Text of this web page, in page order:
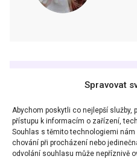
Spravovat
Abychom poskytli co nejlepší služby,
přístupu k informacím o zařízení,
Souhlas s těmito technologiemi
chování při procházení nebo
odvolání souhlasu může nepříznivě
CHCETE ČÍST TEN
NEJZAJÍMAVĚJŠÍ
Přihlaste se k odběru
neunikne.